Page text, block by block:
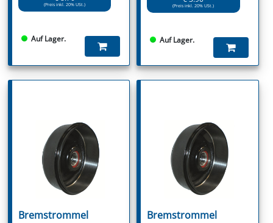
(Preis inkl. 20% USt.)
Auf Lager.
(Preis inkl. 20% USt.)
Auf Lager.
Bremstrommel
Bremstrommel